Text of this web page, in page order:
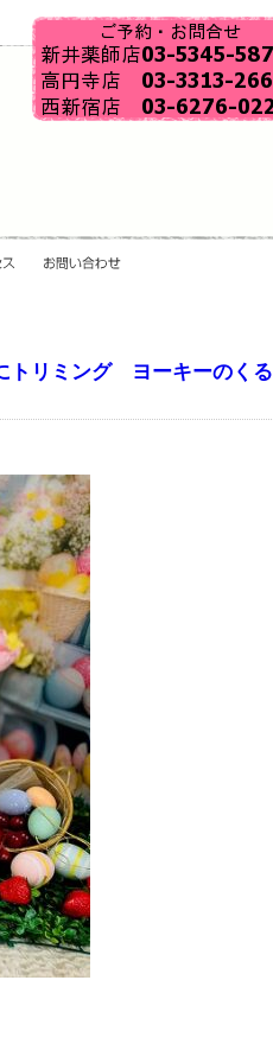
トリミング ヨーキーのくる